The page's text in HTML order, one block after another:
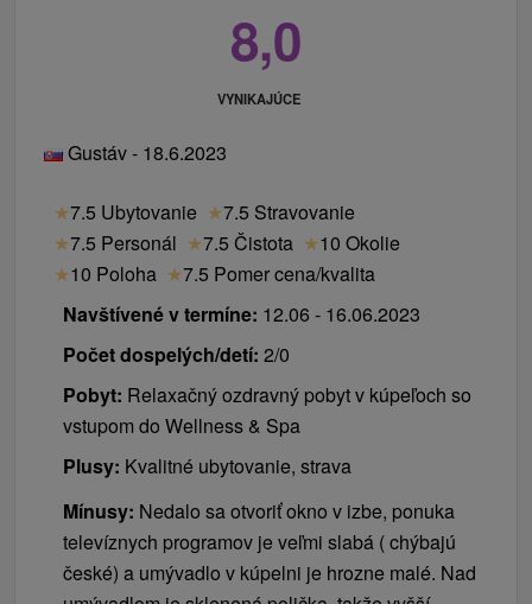
8,0
VYNIKAJÚCE
Gustáv - 18.6.2023
★7.5 Ubytovanie ★7.5 Stravovanie
★7.5 Personál ★7.5 Čistota ★10 Okolie
★10 Poloha ★7.5 Pomer cena/kvalita
Navštívené v termíne: 12.06 - 16.06.2023
Počet dospelých/detí: 2/0
Pobyt: Relaxačný ozdravný pobyt v kúpeľoch so
vstupom do Wellness & Spa
Plusy: Kvalitné ubytovanie, strava
Mínusy: Nedalo sa otvoriť okno v izbe, ponuka
televíznych programov je veľmi slabá ( chýbajú
české) a umývadlo v kúpelni je hrozne malé. Nad